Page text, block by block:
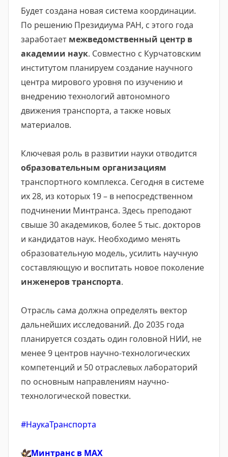
Будет создана новая система координации.
По решению Президиума РАН, с этого года
заработает межведомственный центр в
академии наук. Совместно с Курчатовским
институтом планируем создание научного
центра мирового уровня по изучению и
внедрению технологий автономного
движения транспорта, а также новых
материалов.
Ключевая роль в развитии науки отводится
образовательным организациям
транспортного комплекса. Сегодня в системе
их 28, из которых 19 – в непосредственном
подчинении Минтранса. Здесь преподают
свыше 30 академиков, более 5 тыс. докторов
и кандидатов наук. Необходимо менять
образовательную модель, усилить научную
составляющую и воспитать новое поколение
инженеров транспорта.
Отрасль сама должна определять вектор
дальнейших исследований. До 2035 года
планируется создать один головной НИИ, не
менее 9 центров научно-технологических
компетенций и 50 отраслевых лабораторий
по основным направлениям научно-
технологической повестки.
#НаукаТранспорта
🦅Минтранс в MAX